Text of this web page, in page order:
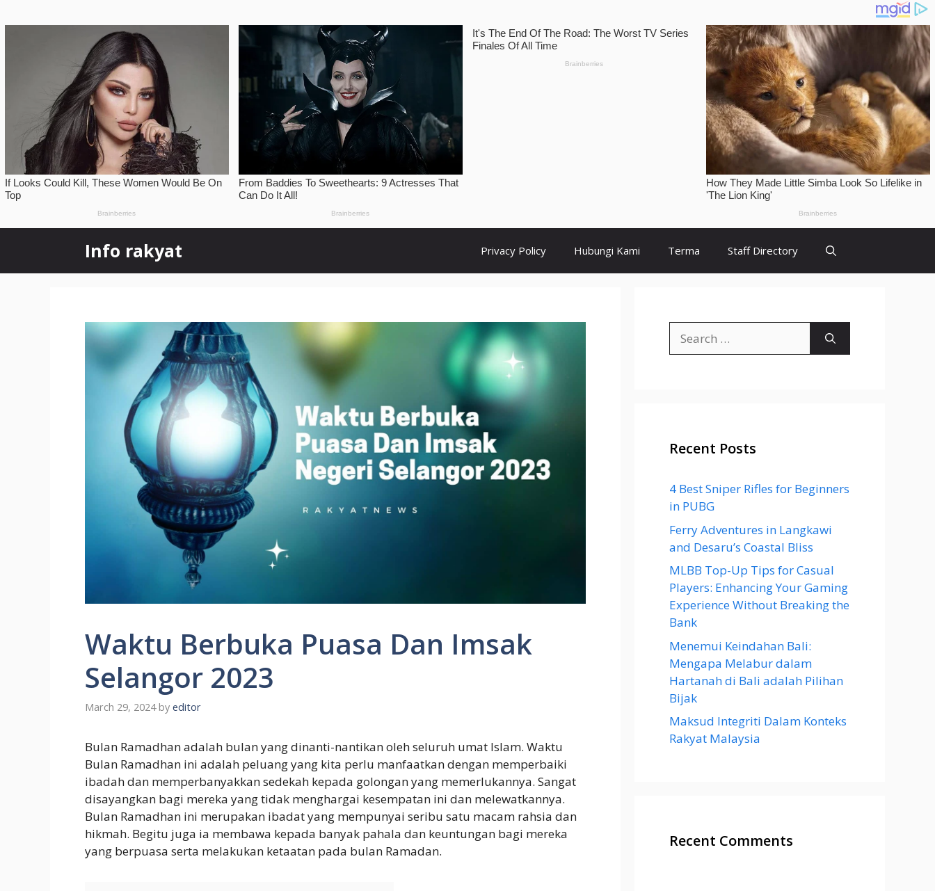
content
Info rakyat Privacy Policy Hubungi Kami Terma Staff Directory
Waktu Berbuka Puasa Dan Imsak
Selangor 2023
March 29, 2024 by editor
Bulan Ramadhan adalah bulan yang dinanti-nantikan oleh seluruh umat Islam. Waktu
Bulan Ramadhan ini adalah peluang yang kita perlu manfaatkan dengan memperbaiki
ibadah dan memperbanyakkan sedekah kepada golongan yang memerlukannya. Sangat
disayangkan bagi mereka yang tidak menghargai kesempatan ini dan melewatkannya.
Bulan Ramadhan ini merupakan ibadat yang mempunyai seribu satu macam rahsia dan
hikmah. Begitu juga ia membawa kepada banyak pahala dan keuntungan bagi mereka
yang berpuasa serta melakukan ketaatan pada bulan Ramadan.
for:
Recent Posts
4 Best Sniper Rifles for Beginners
in PUBG
Ferry Adventures in Langkawi
and Desaru’s Coastal Bliss
MLBB Top-Up Tips for Casual
Players: Enhancing Your Gaming
Experience Without Breaking the
Bank
Menemui Keindahan Bali:
Mengapa Melabur dalam
Hartanah di Bali adalah Pilihan
Bijak
Maksud Integriti Dalam Konteks
Rakyat Malaysia
Recent Comments